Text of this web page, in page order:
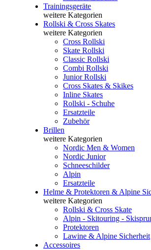
Trainingsgeräte
weitere Kategorien
Rollski & Cross Skates
weitere Kategorien
Cross Rollski
Skate Rollski
Classic Rollski
Combi Rollski
Junior Rollski
Cross Skates & Skikes
Inline Skates
Rollski - Schuhe
Ersatzteile
Zubehör
Brillen
weitere Kategorien
Nordic Men & Women
Nordic Junior
Schneeschilder
Alpin
Ersatzteile
Helme & Protektoren & Alpine
weitere Kategorien
Rollski & Cross Skate
Alpin - Skitouring -
Protektoren
Lawine & Alpine Sicherheit
Accessoires